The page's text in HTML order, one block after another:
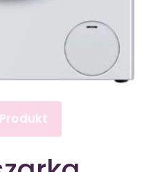
Produkt